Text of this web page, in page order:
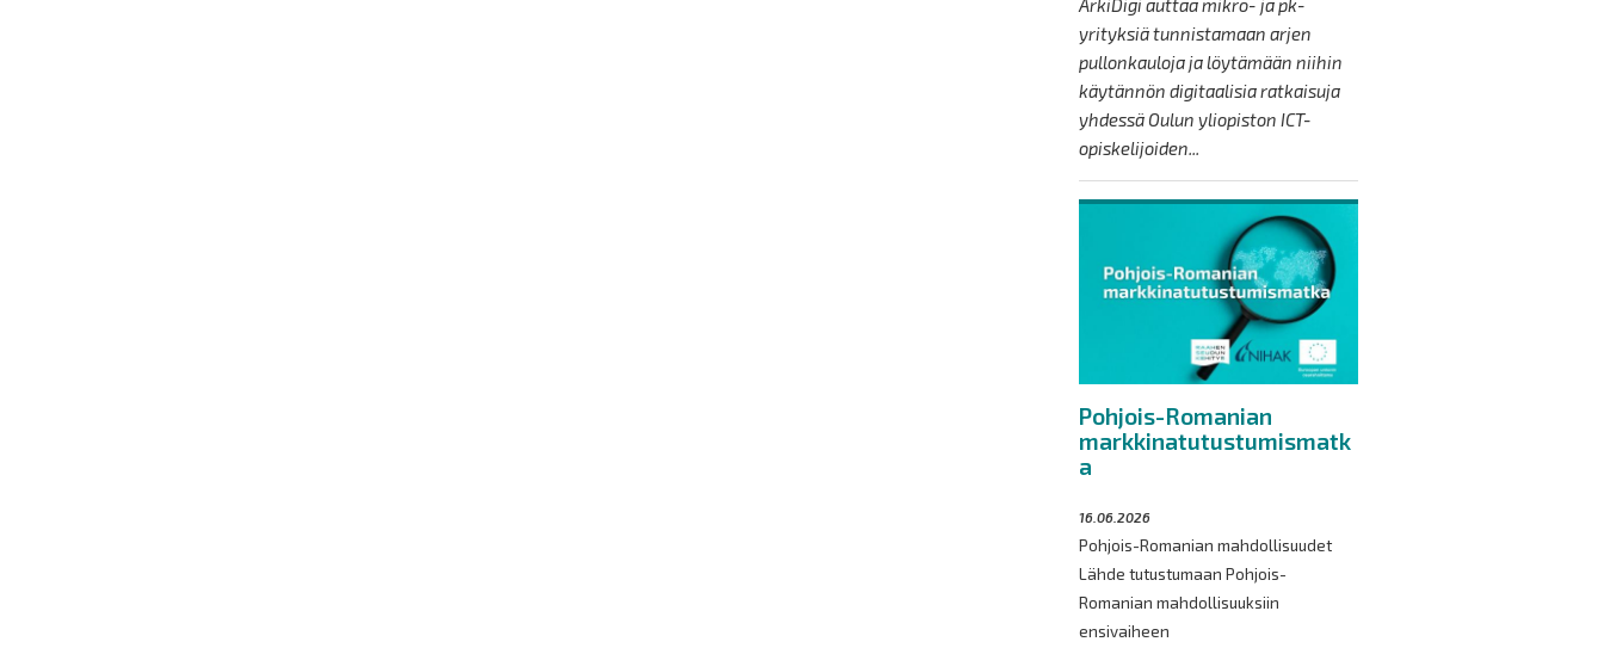
yrityksiä tunnistamaan arjen
pullonkauloja ja löytämään niihin
käytännön digitaalisia ratkaisuja
yhdessä Oulun yliopiston ICT-
opiskelijoiden...
Pohjois-Romanian
markkinatutustumismatk
a
16.06.2026
Pohjois-Romanian mahdollisuudet
Lähde tutustumaan Pohjois-
Romanian mahdollisuuksiin
ensivaiheen